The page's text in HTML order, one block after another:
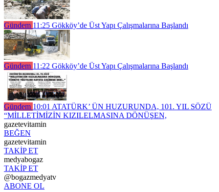
Gündem 11:25 Gökköy’de Üst Yapı Çalışmalarına Başlandı
Gündem 11:22 Gökköy’de Üst Yapı Çalışmalarına Başlandı
Gündem 10:01 ATATÜRK’ ÜN HUZURUNDA, 101. YIL SÖZÜ
“MİLLETİMİZİN KIZILELMASINA DÖNÜŞEN,
gazetevitamin
BEĞEN
gazetevitamin
TAKİP ET
medyabogaz
TAKİP ET
@bogazmedyatv
ABONE OL